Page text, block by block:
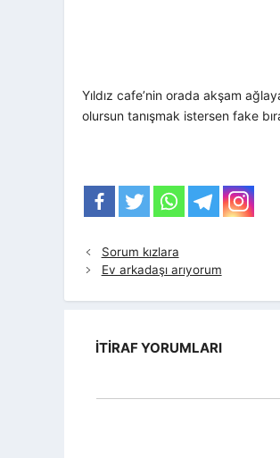
Yıldız cafe’nin orada akşam
olursun tanışmak istersen fake
Sorum kızlara
Ev arkadaşı arıyorum
İTIRAF YORUMLARI